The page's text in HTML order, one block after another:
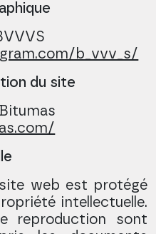
b_vvv_s/
du site
web est protégé
intellectuelle.
reproduction sont